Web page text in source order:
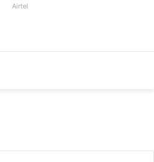
Airtel